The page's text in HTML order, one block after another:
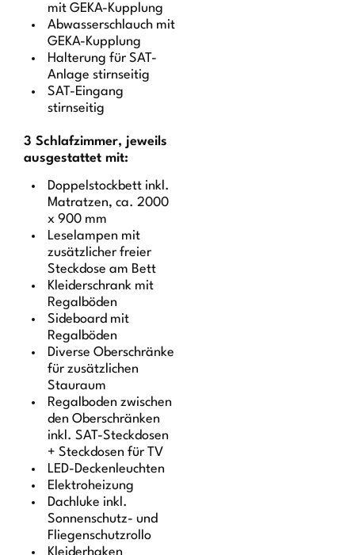
mit GEKA-Kupplung
Abwasserschlauch mit
GEKA-Kupplung
Halterung für SAT-
Anlage stirnseitig
SAT-Eingang
stirnseitig
3 Schlafzimmer, jeweils
ausgestattet mit:
Doppelstockbett inkl.
Matratzen, ca. 2000
x 900 mm
Leselampen mit
zusätzlicher freier
Steckdose am Bett
Kleiderschrank mit
Regalböden
Sideboard mit
Regalböden
Diverse Oberschränke
für zusätzlichen
Stauraum
Regalboden zwischen
den Oberschränken
inkl. SAT-Steckdosen
+ Steckdosen für TV
LED-Deckenleuchten
Elektroheizung
Dachluke inkl.
Sonnenschutz- und
Fliegenschutzrollo
Kleiderhaken